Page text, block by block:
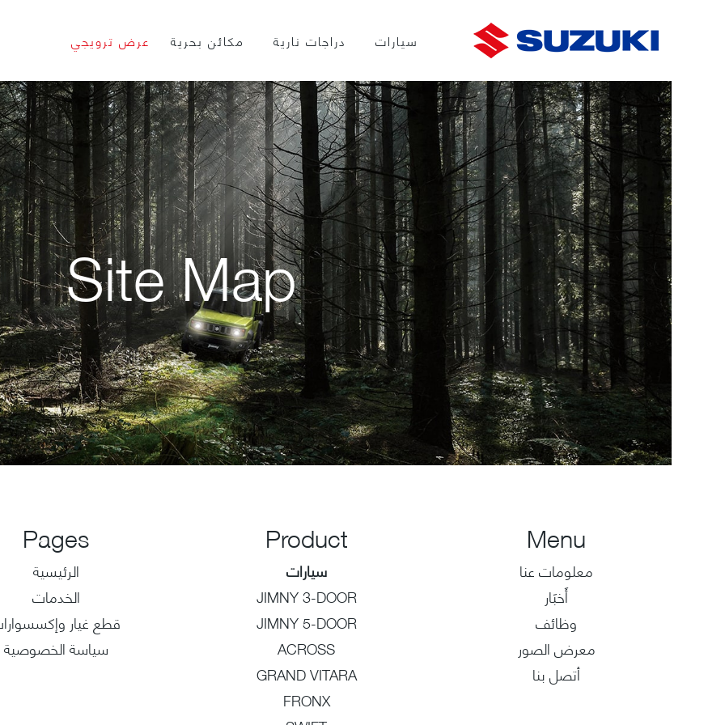
سيارات دراجات نارية مكائن بحرية عرض ترويجي
Site Map
Menu
معلومات عنا
ﺃَﺧﺒَﺎﺭ
وظائف
معرض الصور
أتصل بنا
Product
سيارات
JIMNY 3-DOOR
JIMNY 5-DOOR
ACROSS
GRAND VITARA
FRONX
Pages
الرئيسية
الخدمات
قطع غيار
سياسة الخصوصية